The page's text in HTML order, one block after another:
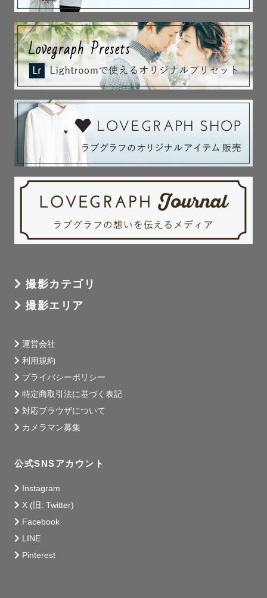
撮影カテゴリ
撮影エリア
運営会社
利用規約
プライバシーポリシー
特定商取引法に基づく表記
対応ブラウザについて
カメラマン募集
公式SNSアカウント
Instagram
X (旧: Twitter)
Facebook
LINE
Pinterest